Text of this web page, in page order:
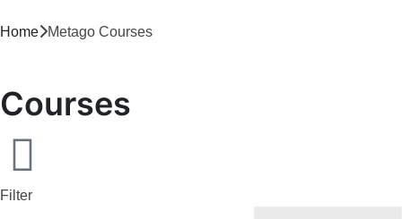
Home Metago Courses
Courses
Filter